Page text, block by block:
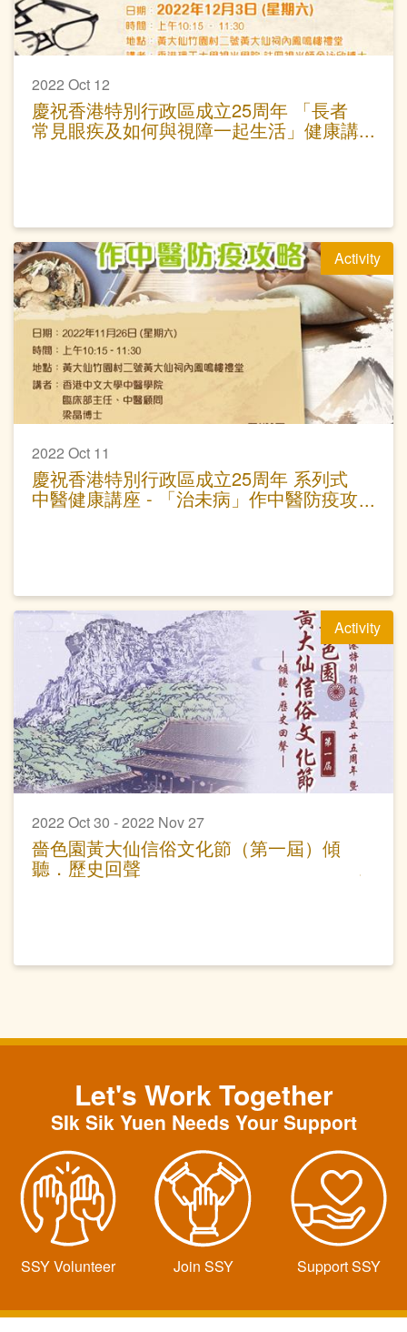
2022 Oct 12
慶祝香港特別行政區成立25周年 「長者
常見眼疾及如何與視障一起生活」健康講
座
Activity
2022 Oct 11
慶祝香港特別行政區成立25周年 系列式
中醫健康講座 - 「治未病」作中醫防疫攻
Activity
2022 Oct 30 - 2022 Nov 27
嗇色園黃大仙信俗文化節（第一屆）傾
聽．歷史回聲
Let's Work Together
SIk Sik Yuen Needs Your Support
SSY Volunteer Join SSY Support SSY